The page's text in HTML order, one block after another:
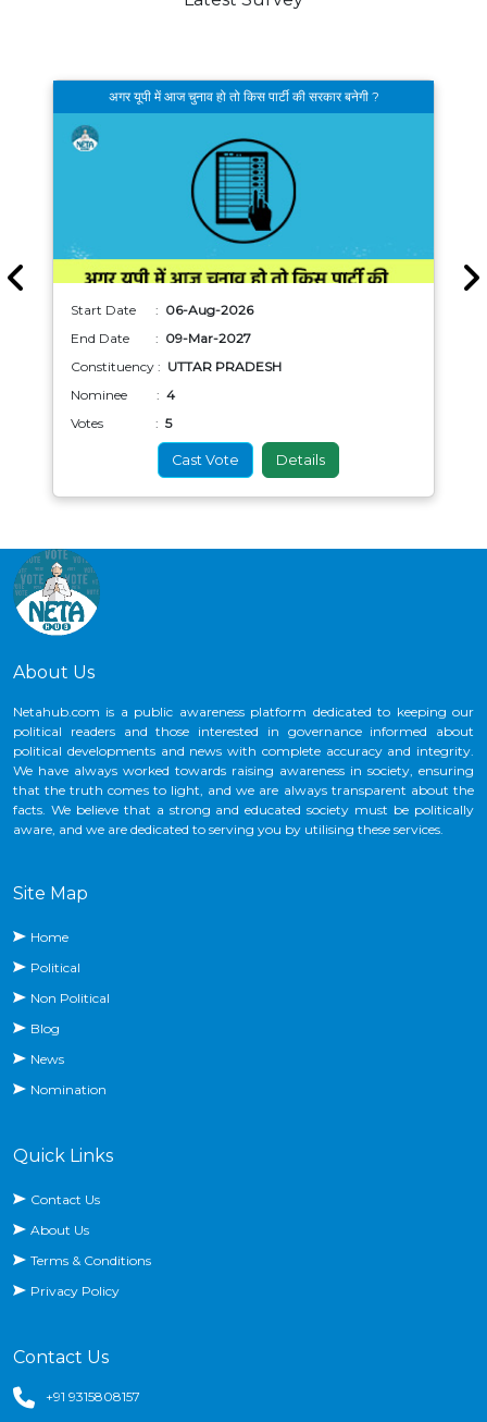
अगर यूपी में आज चुनाव हो तो किस पार्टी की सरकार बनेगी ?
Start Date : 06-Aug-2026
End Date : 09-Mar-2027
Constituency : UTTAR PRADESH
Nominee : 4
Votes : 5
Cast Vote Details
About Us
Netahub.com is a public awareness platform dedicated to keeping our
political readers and those interested in governance informed about
political developments and news with complete accuracy and integrity.
We have always worked towards raising awareness in society, ensuring
that the truth comes to light, and we are always transparent about the
facts. We believe that a strong and educated society must be politically
aware, and we are dedicated to serving you by utilising these services.
Site Map
Home
Political
Non Political
Blog
News
Nomination
Quick Links
Contact Us
About Us
Terms & Conditions
Privacy Policy
Contact Us
+91 9315808157